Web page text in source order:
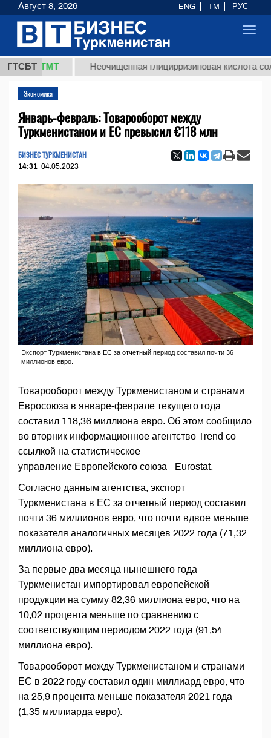
ГТСБТ
ТМТ Неочищенная глицирризиновая кислота
Экономика
Январь-февраль: Товарооборот между
Туркменистаном и ЕС превысил €118 млн
БИЗНЕС ТУРКМЕНИСТАН
14:31 04.05.2023
Экспорт Туркменистана в ЕС за отчетный период составил почти 36
миллионов евро.
Товарооборот между Туркменистаном и странами
Евросоюза в январе-феврале текущего года
составил 118,36 миллиона евро. Об этом сообщило
во вторник информационное агентство Trend со
ссылкой на статистическое
управление Европейского союза - Eurostat.
Согласно данным агентства, экспорт
Туркменистана в ЕС за отчетный период составил
почти 36 миллионов евро, что почти вдвое меньше
показателя аналогичных месяцев 2022 года (71,32
миллиона евро).
За первые два месяца нынешнего года
Туркменистан импортировал европейской
продукции на сумму 82,36 миллиона евро, что на
10,02 процента меньше по сравнению с
соответствующим периодом 2022 года (91,54
миллиона евро).
Товарооборот между Туркменистаном и странами
ЕС в 2022 году составил один миллиард евро, что
на 25,9 процента меньше показателя 2021 года
(1,35 миллиарда евро).
Август 8, 2026 ENG TM РУС